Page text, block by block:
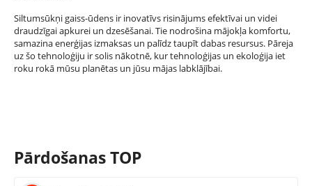
Siltumsūkņi gaiss-ūdens ir inovatīvs risinājums efektīvai un videi
draudzīgai apkurei un dzesēšanai. Tie nodrošina mājokļa komfortu,
samazina enerģijas izmaksas un palīdz taupīt dabas resursus. Pāreja
uz šo tehnoloģiju ir solis nākotnē, kur tehnoloģijas un ekoloģija iet
roku rokā mūsu planētas un jūsu mājas labklājībai.
Pārdošanas TOP